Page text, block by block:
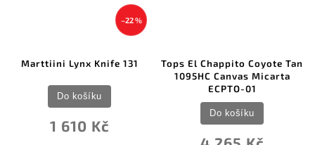
–22 %
Marttiini Lynx Knife 131
1 610 Kč
Do košíku
Tops El Chappito Coyote Tan
1095HC Canvas Micarta
ECPTO-01
Do košíku